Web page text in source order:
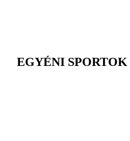
EGYÉNI SPORTOK